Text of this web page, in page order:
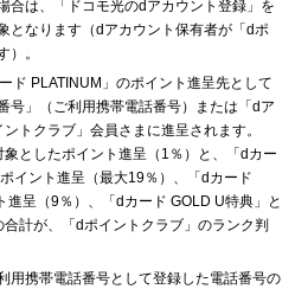
合は、「ドコモ光のdアカウント登録」を
となります（dアカウント保有者が「dポ
）。
ド PLATINUM」のポイント進呈先として
号」（ご利用携帯電話番号）または「dア
トクラブ」会員さまに進呈されます。
象としたポイント進呈（1％）と、「dカー
イント進呈（最大19％）、「dカード
進呈（9％）、「dカード GOLD U特典」と
計が、「dポイントクラブ」のランク判
用携帯電話番号として登録した電話番号の